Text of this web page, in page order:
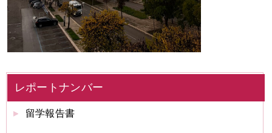
レポートナンバー
留学報告書